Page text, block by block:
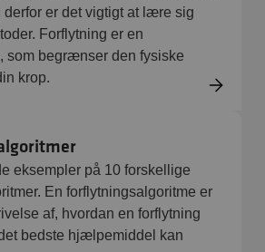
derfor er det vigtigt at lære sig
Forflytning er en
som begrænser den fysiske
krop.
eksempler på 10 forskellige
En forflytningsalgoritme er
af, hvordan en forflytning
bedste hjælpemiddel kan